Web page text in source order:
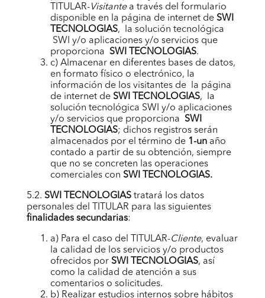
TITULAR-Visitante a través del formulario
disponible en la página de internet de SWI
TECNOLOGIAS, la solución tecnológica
SWI y/o aplicaciones y/o servicios que
proporciona SWI TECNOLOGIAS.
c) Almacenar en diferentes bases de datos,
en formato físico o electrónico, la
información de los visitantes de la página
de internet de SWI TECNOLOGIAS, la
solución tecnológica SWI y/o aplicaciones
y/o servicios que proporciona SWI
TECNOLOGIAS; dichos registros serán
almacenados por el término de 1-unaño
contado a partir de su obtención, siempre
que no se concreten las operaciones
comerciales con SWI TECNOLOGIAS.
5.2. SWI TECNOLOGIAStratará los datos
personales del TITULAR para las siguientes
finalidades secundarias:
a) Para el caso del TITULAR-Cliente, evaluar
la calidad de los servicios y/o productos
ofrecidos por SWI TECNOLOGIAS, así
como la calidad de atención a sus
comentarios o solicitudes.
b) Realizar estudios internos sobre hábitos